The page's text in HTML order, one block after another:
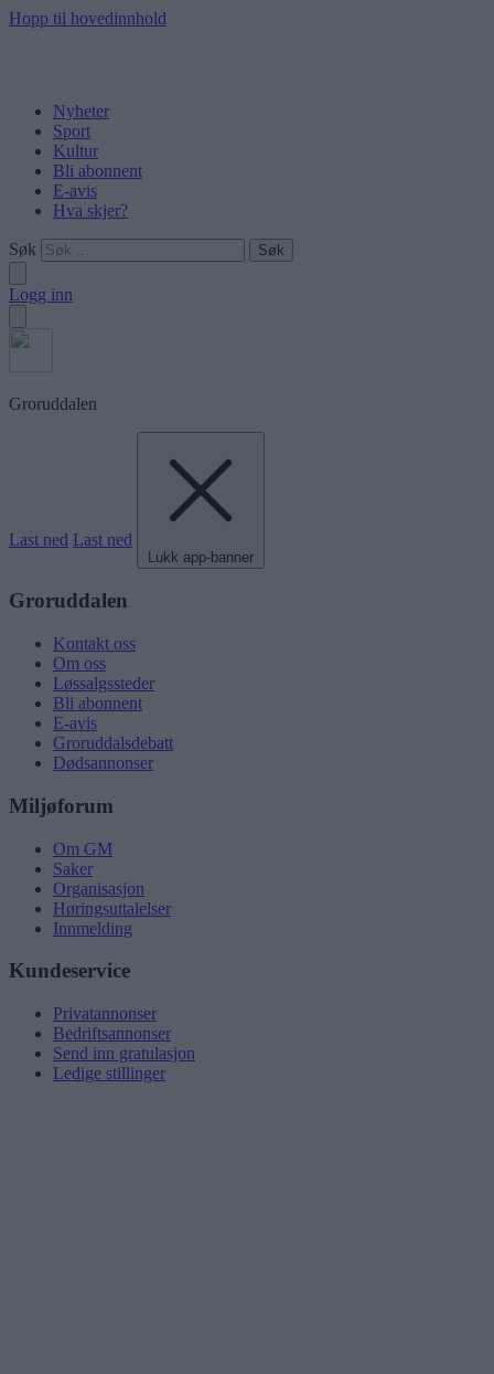
Hopp til hovedinnhold
Nyheter
Sport
Kultur
Bli abonnent
E-avis
Hva skjer?
Søk
Logg inn
Groruddalen
Last ned Last ned
Lukk app-banner
Groruddalen
Kontakt oss
Om oss
Løssalgssteder
Bli abonnent
E-avis
Groruddalsdebatt
Dødsannonser
Miljøforum
Om GM
Saker
Organisasjon
Høringsuttalelser
Innmelding
Kundeservice
Privatannonser
Bedriftsannonser
Send inn gratulasjon
Ledige stillinger